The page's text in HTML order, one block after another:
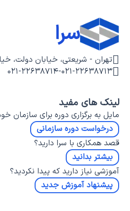
سرا
تهران - شریعتی، خیابان دولت،
۰۲۱-۲۲۶۳۸۷۱۳-۰۲۱-۲۲۶۳۸۷۱۴
لینک های مفید
مایل به برگزاری دوره برای سازمان
درخواست دوره سازمانی
قصد همکاری با سرا دارید؟
بیشتر بدانید
آموزشی نیاز دارید که پیدا نکردید؟
پیشنهاد آموزش جدید